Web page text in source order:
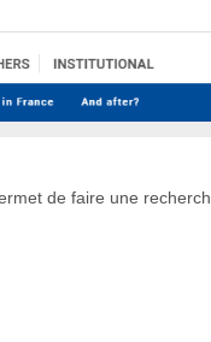
de faire une